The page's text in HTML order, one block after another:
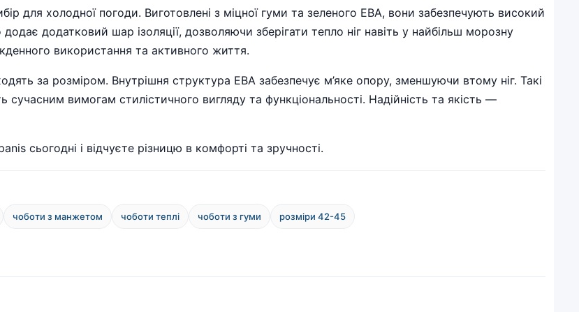
для холодної погоди. Виготовлені з міцної гуми та зеленого ЕВА, вони забезпечують високий
додатковий шар ізоляції, дозволяючи зберігати тепло ніг навіть у найбільш морозну
використання та активного життя.
за розміром. Внутрішня структура ЕВА забезпечує м’яке опору, зменшуючи втому ніг. Такі
вимогам стилістичного вигляду та функціональності. Надійність та якість —
сьогодні і відчуєте різницю в комфорті та зручності.
чоботи з манжетом чоботи теплі чоботи з гуми розміри 42-45